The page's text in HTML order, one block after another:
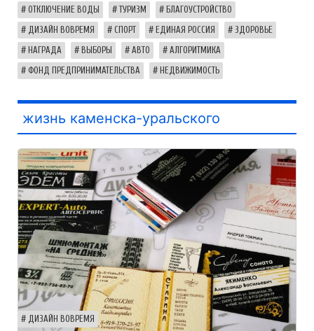
ОТКЛЮЧЕНИЕ ВОДЫ ТУРИЗМ БЛАГОУСТРОЙСТВО
ДИЗАЙН ВОВРЕМЯ СПОРТ ЕДИНАЯ РОССИЯ ЗДОРОВЬЕ
НАГРАДА ВЫБОРЫ АВТО АЛГОРИТМИКА
ФОНД ПРЕДПРИНИМАТЕЛЬСТВА НЕДВИЖИМОСТЬ
жизнь каменска-уральского
ДИЗАЙН ВОВРЕМЯ